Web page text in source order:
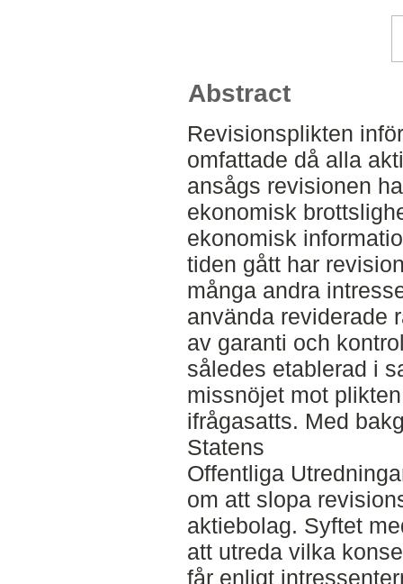
Abstract
Revisionsplikten
omfattade då alla
ansågs revisionen
ekonomisk
ekonomisk
tiden gått har
många andra
använda reviderade
av garanti och
således etablerad i
missnöjet mot
ifrågasatts. Med
Statens
Offentliga
om att slopa
aktiebolag. Syftet
att utreda vilka
får enligt